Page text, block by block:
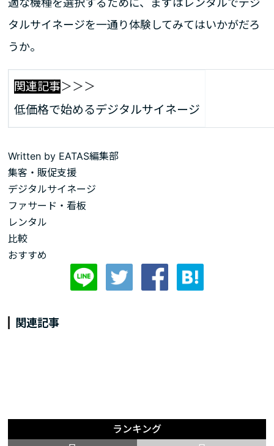
適な機種を選択するために、まずはレンタルでデジ
タルサイネージを一通り体験してみてはいかがだろ
うか。
関連記事＞＞＞
低価格で始めるデジタルサイネージ
Written byEATAS編集部
集客・販促支援
デジタルサイネージ
ファサード・看板
レンタル
比較
おすすめ
関連記事
ランキング